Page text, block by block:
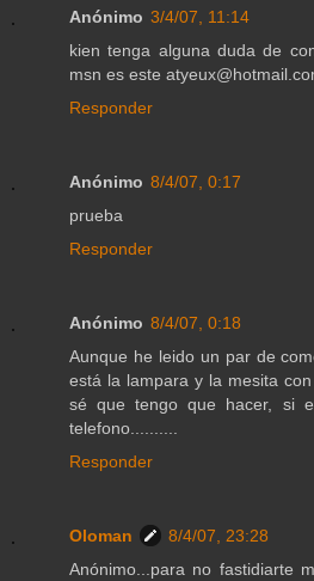
Anónimo 3/4/07, 11:14
kien tenga alguna duda de
msn es este
Responder
Anónimo 8/4/07, 0:17
prueba
Responder
Anónimo 8/4/07, 0:18
Aunque he leido un par de
está la lampara y la mesita
sé que tengo que hacer, si
telefono..........
Responder
Oloman
8/4/07, 23:28
Anónimo...para no fastidiarte